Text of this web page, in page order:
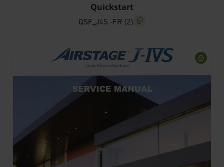
QSF_J4S -FR (2) screenreader.copy title
Quickstart